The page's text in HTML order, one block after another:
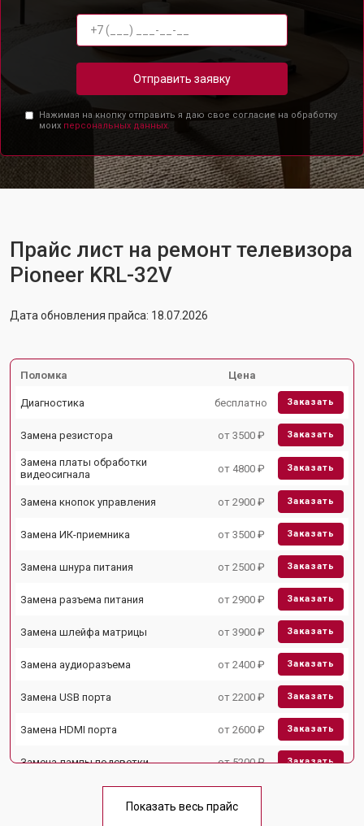
Отправить заявку
Нажимая на кнопку отправить я даю свое согласие на обработку
моих персональных данных.
Прайс лист на ремонт телевизора
Pioneer KRL-32V
Дата обновления прайса: 18.07.2026
Поломка Цена
Диагностика бесплатно Заказать
Замена резистора от 3500 ₽ Заказать
Замена платы обработки
видеосигнала
от 4800 ₽ Заказать
Замена кнопок управления от 2900 ₽ Заказать
Замена ИК-приемника от 3500 ₽ Заказать
Замена шнура питания от 2500 ₽ Заказать
Замена разъема питания от 2900 ₽ Заказать
Замена шлейфа матрицы от 3900 ₽ Заказать
Замена аудиоразъема от 2400 ₽ Заказать
Замена USB порта от 2200 ₽ Заказать
Замена HDMI порта от 2600 ₽ Заказать
Замена лампы подсветки от 5200 ₽ Заказать
Показать весь прайс